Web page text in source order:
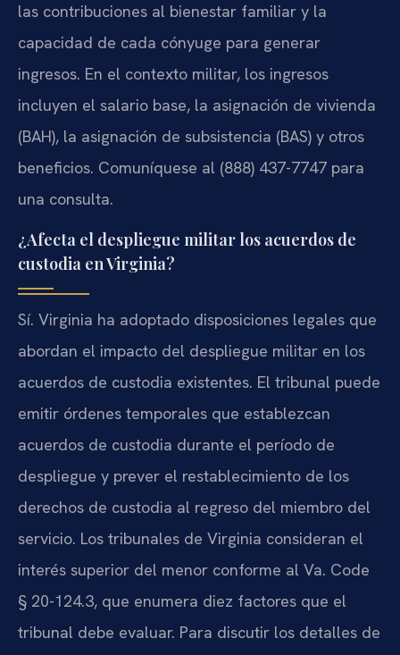
las contribuciones al bienestar familiar y la
capacidad de cada cónyuge para generar
ingresos. En el contexto militar, los ingresos
incluyen el salario base, la asignación de vivienda
(BAH), la asignación de subsistencia (BAS) y otros
beneficios. Comuníquese al (888) 437-7747 para
una consulta.
¿Afecta el despliegue militar los acuerdos de
custodia en Virginia?
Sí. Virginia ha adoptado disposiciones legales que
abordan el impacto del despliegue militar en los
acuerdos de custodia existentes. El tribunal puede
emitir órdenes temporales que establezcan
acuerdos de custodia durante el período de
despliegue y prever el restablecimiento de los
derechos de custodia al regreso del miembro del
servicio. Los tribunales de Virginia consideran el
interés superior del menor conforme al Va. Code
§ 20-124.3, que enumera diez factores que el
tribunal debe evaluar. Para discutir los detalles de